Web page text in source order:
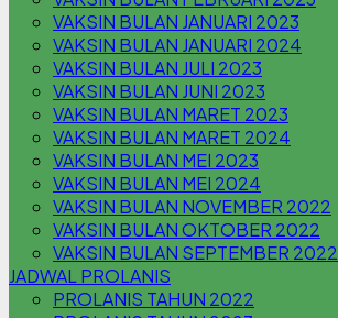
VAKSIN BULAN JANUARI 2023
VAKSIN BULAN JANUARI 2024
VAKSIN BULAN JULI 2023
VAKSIN BULAN JUNI 2023
VAKSIN BULAN MARET 2023
VAKSIN BULAN MARET 2024
VAKSIN BULAN MEI 2023
VAKSIN BULAN MEI 2024
VAKSIN BULAN NOVEMBER 2022
VAKSIN BULAN OKTOBER 2022
VAKSIN BULAN SEPTEMBER 2022
JADWAL PROLANIS
PROLANIS TAHUN 2022